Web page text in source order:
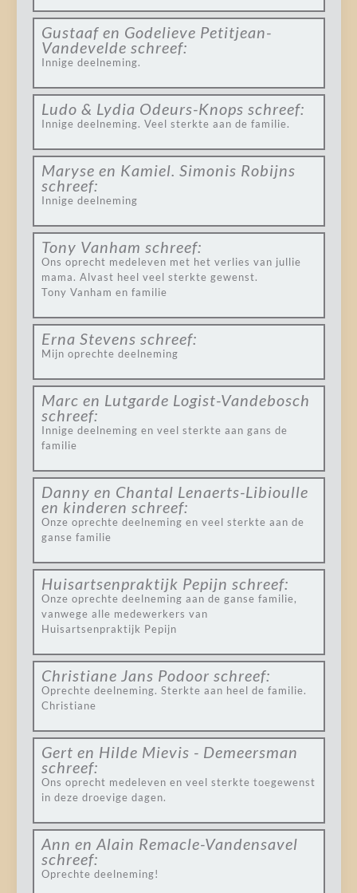
Gustaaf en Godelieve Petitjean-
Vandevelde schreef:
Innige deelneming.
Ludo & Lydia Odeurs-Knops schreef:
Innige deelneming. Veel sterkte aan de familie.
Maryse en Kamiel. Simonis Robijns
schreef:
Innige deelneming
Tony Vanham schreef:
Ons oprecht medeleven met het verlies van jullie
mama. Alvast heel veel sterkte gewenst.
Tony Vanham en familie
Erna Stevens schreef:
Mijn oprechte deelneming
Marc en Lutgarde Logist-Vandebosch
schreef:
Innige deelneming en veel sterkte aan gans de
familie
Danny en Chantal Lenaerts-Libioulle
en kinderen schreef:
Onze oprechte deelneming en veel sterkte aan de
ganse familie
Huisartsenpraktijk Pepijn schreef:
Onze oprechte deelneming aan de ganse familie,
vanwege alle medewerkers van
Huisartsenpraktijk Pepijn
Christiane Jans Podoor schreef:
Oprechte deelneming. Sterkte aan heel de familie.
Christiane
Gert en Hilde Mievis - Demeersman
schreef:
Ons oprecht medeleven en veel sterkte toegewenst
in deze droevige dagen.
Ann en Alain Remacle-Vandensavel
schreef:
Oprechte deelneming!